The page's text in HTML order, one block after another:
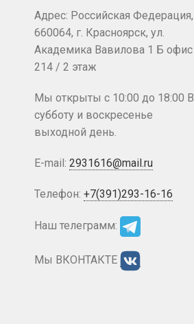
Адрес: Российская Федерация,
660064, г. Красноярск, ул.
Академика Вавилова 1 Б офис
214 / 2 этаж
Мы открыты с 10:00 до 18:00 В
субботу и воскресенье
выходной день.
E-mail: 2931616@mail.ru
Телефон: +7(391)293-16-16
Наш телеграмм:
Мы ВКОНТАКТЕ